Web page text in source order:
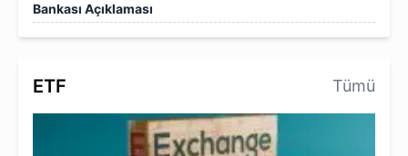
Bankası Açıklaması
ETF Tümü